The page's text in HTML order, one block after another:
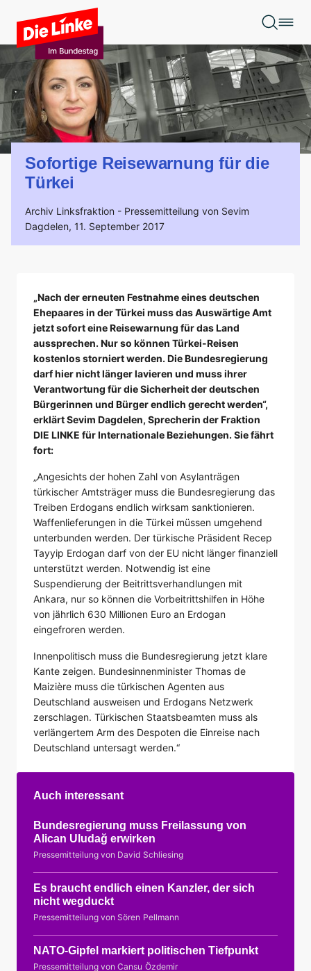
Zum Hauptinhalt springen
Sofortige Reisewarnung für die
Türkei
Archiv Linksfraktion - Pressemitteilung von Sevim
Dagdelen, 11. September 2017
„Nach der erneuten Festnahme eines deutschen
Ehepaares in der Türkei muss das Auswärtige Amt
jetzt sofort eine Reisewarnung für das Land
aussprechen. Nur so können Türkei-Reisen
kostenlos storniert werden. Die Bundesregierung
darf hier nicht länger lavieren und muss ihrer
Verantwortung für die Sicherheit der deutschen
Bürgerinnen und Bürger endlich gerecht werden“,
erklärt Sevim Dagdelen, Sprecherin der Fraktion
DIE LINKE für Internationale Beziehungen. Sie fährt
fort:
„Angesichts der hohen Zahl von Asylanträgen
türkischer Amtsträger muss die Bundesregierung das
Treiben Erdogans endlich wirksam sanktionieren.
Waffenlieferungen in die Türkei müssen umgehend
unterbunden werden. Der türkische Präsident Recep
Tayyip Erdogan darf von der EU nicht länger finanziell
unterstützt werden. Notwendig ist eine
Suspendierung der Beitrittsverhandlungen mit
Ankara, nur so können die Vorbeitrittshilfen in Höhe
von jährlich 630 Millionen Euro an Erdogan
eingefroren werden.
Innenpolitisch muss die Bundesregierung jetzt klare
Kante zeigen. Bundesinnenminister Thomas de
Maizière muss die türkischen Agenten aus
Deutschland ausweisen und Erdogans Netzwerk
zerschlagen. Türkischen Staatsbeamten muss als
verlängertem Arm des Despoten die Einreise nach
Deutschland untersagt werden.“
Auch interessant
Bundesregierung muss Freilassung von
Alican Uludağ erwirken
Pressemitteilung von David Schliesing
Es braucht endlich einen Kanzler, der sich
nicht wegduckt
Pressemitteilung von Sören Pellmann
NATO-Gipfel markiert politischen Tiefpunkt
Pressemitteilung von Cansu Özdemir